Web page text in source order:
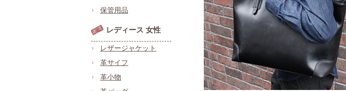
保管用品
レディース 女性
レザージャケット
革サイフ
革小物